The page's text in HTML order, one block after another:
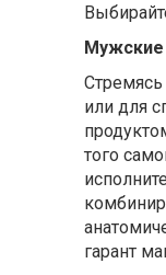
Мужские
или для
того
гарант